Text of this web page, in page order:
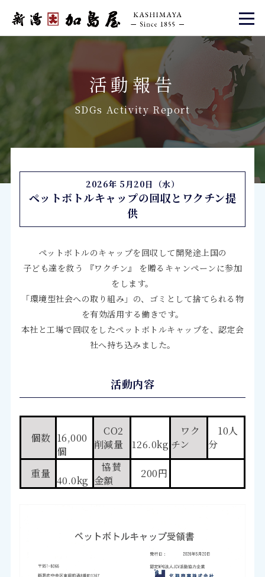
活動報告
SDGs Activity Report
2026年 5月20日（水）
ペットボトルキャップの回収とワクチン提
供
ペットボトルのキャップを回収して開発途上国の
子ども達を救う 『ワクチン』 を贈るキャンペーンに参加
をします。
「環境型社会への取り組み」の、ゴミとして捨てられる物
を有効活用する働きです。
本社と工場で回収をしたペットボトルキャップを、認定会
社へ持ち込みました。
活動内容
個数 16,000
個
CO2
削減量
126.0kg
ワク
チン
10人
分
重量
40.0kg
協賛
金額
200円